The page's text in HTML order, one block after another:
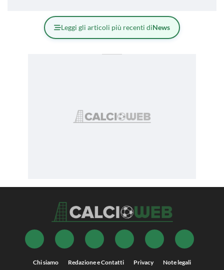
Leggi gli articoli più recenti diNews
Chi siamo Redazione e Contatti Privacy Note legali